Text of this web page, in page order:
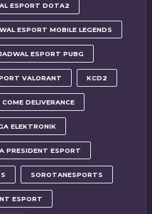
ESPORT DOTA2
ESPORT MOBILE LEGENDS
ESPORT PUBG
VALORANT KCD2
DELIVERANCE
ELEKTRONIK
PRESIDENT ESPORT
SOROTANESPORTS
ESPORT